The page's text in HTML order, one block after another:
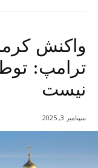
واکنش
ترامپ:
نیست
سپتامبر 3, 2025